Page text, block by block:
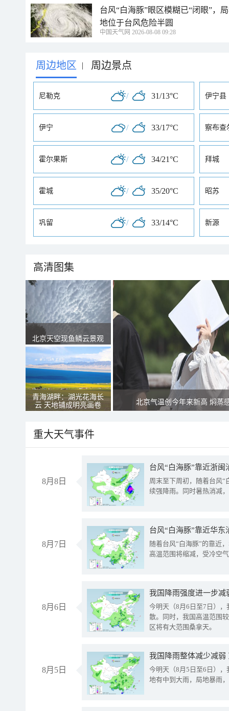
台风“白海豚”眼区模糊已“闭眼”，
地位于台风危险半圆
中国天气网 2026-08-08 09:28
周边地区 | 周边景点
尼勒克 / 31/13°C 伊宁县
伊宁 / 33/17°C 察布查
霍尔果斯 / 34/21°C 拜城
霍城 / 35/20°C 昭苏
巩留 / 33/14°C 新源
高清图集
北京天空现鱼鳞云景观
青海湖畔：湖光花海长
云 天地铺成明亮画卷
北京气温创今年来新高 焖蒸
重大天气事件
8月8日
台风“白海豚”靠近浙
周末至下周初，随着台风“
续强降雨。同时暑热消减
8月7日
台风“白海豚”靠近华
随着台风“白海豚”的靠近
高温范围将缩减，受冷空
8月6日
今明天（8月6日至7日）
散。同时，我国高温范围
区将有大范围桑拿天。
8月5日
我国降雨整体减少减弱
今明天（8月5日至6日）
地有中到大雨，局地暴雨